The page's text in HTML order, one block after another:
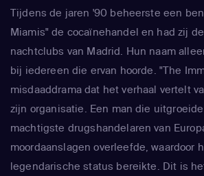
Tijdens de jaren '90 beheerste een
Miamis" de cocaïnehandel en had zij
nachtclubs van Madrid. Hun naam
bij iedereen die ervan hoorde. "The
misdaaddrama dat het verhaal vertelt
zijn organisatie. Een man die
machtigste drugshandelaren van
moordaanslagen overleefde, waardoor
legendarische status bereikte. Dit is